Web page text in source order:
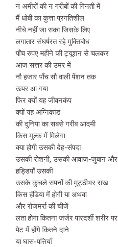
न अमीरों की न गरीबों की गिनती में
मैं धोबी का कुत्ता प्रगतिशील
नीचे नहीं जा सका जिसके लिए
लगातार संघर्षरत रहे मुक्तिबोध
पाँच रुपए महीने की ट्यूशन से चलकर
आज सत्तर की उमर में
नौ हजार पाँच सौ वाली पेंशन तक
ऊपर आ गया
फिर क्यों यह जीवनकंप
क्यों यह अग्निकांड
की दुनिया का सबसे गरीब आदमी
किस मुल्क में मिलेगा
क्या होगी उसकी देह-संपदा
उसकी रोशनी, उसकी आवाज-जुबान और
हड्डियाँ उसकी
उसके कुचले सपनों की मुट्ठीभर राख
किस हंडिया में होगी या अथवा
और रोजमर्रा की चीजें
लता होगा कितना जर्जर पारदर्शी शरीर पर
पेट में होंगे कितने दाने
या घास-पत्तियाँ